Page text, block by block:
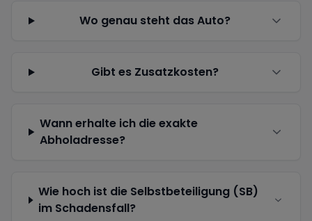
Wo genau steht das Auto?
Gibt es Zusatzkosten?
Wann erhalte ich die exakte
Abholadresse?
Wie hoch ist die Selbstbeteiligung (SB)
im Schadensfall?